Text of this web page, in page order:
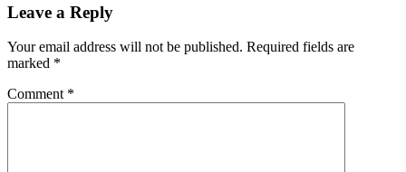
Leave a Reply
Your email address will not be published. Required fields are
marked *
Comment *